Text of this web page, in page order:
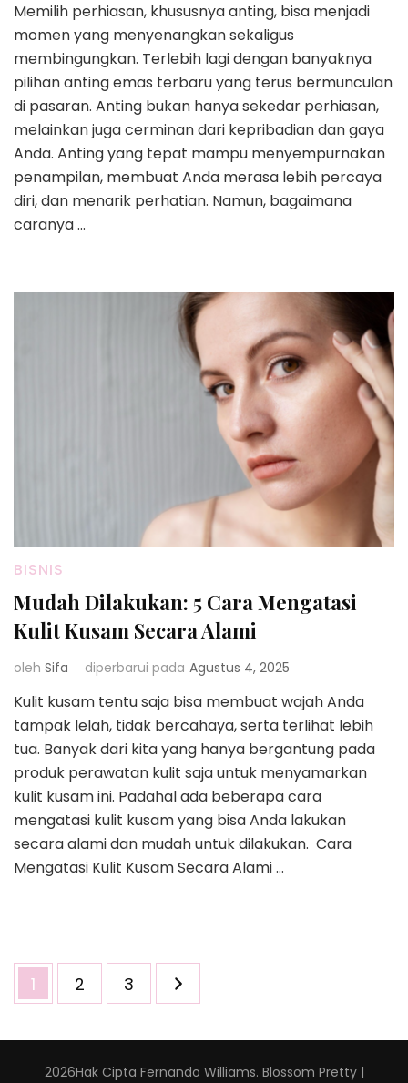
Memilih perhiasan, khususnya anting, bisa menjadi
momen yang menyenangkan sekaligus
membingungkan. Terlebih lagi dengan banyaknya
pilihan anting emas terbaru yang terus bermunculan
di pasaran. Anting bukan hanya sekedar perhiasan,
melainkan juga cerminan dari kepribadian dan gaya
Anda. Anting yang tepat mampu menyempurnakan
penampilan, membuat Anda merasa lebih percaya
diri, dan menarik perhatian. Namun, bagaimana
caranya …
BISNIS
Mudah Dilakukan: 5 Cara Mengatasi
Kulit Kusam Secara Alami
oleh Sifa diperbarui pada Agustus 4, 2025
Kulit kusam tentu saja bisa membuat wajah Anda
tampak lelah, tidak bercahaya, serta terlihat lebih
tua. Banyak dari kita yang hanya bergantung pada
produk perawatan kulit saja untuk menyamarkan
kulit kusam ini. Padahal ada beberapa cara
mengatasi kulit kusam yang bisa Anda lakukan
secara alami dan mudah untuk dilakukan. Cara
Mengatasi Kulit Kusam Secara Alami …
Navigasi
pos
Halaman
1 Halaman
2 Halaman
3
2026Hak Cipta Fernando Williams. Blossom Pretty |